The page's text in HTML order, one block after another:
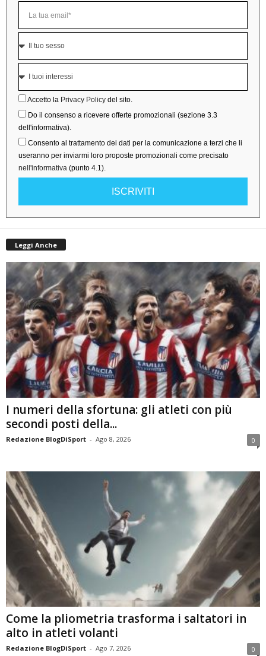
Accetto la Privacy Policy del sito.
Do il consenso a ricevere offerte promozionali (sezione 3.3
dell'informativa).
Consento al trattamento dei dati per la comunicazione a terzi che li
useranno per inviarmi loro proposte promozionali come precisato
nell'informativa (punto 4.1).
ISCRIVITI
Leggi Anche
I numeri della sfortuna: gli atleti con più
secondi posti della...
Redazione BlogDiSport - Ago 8, 2026 0
Come la pliometria trasforma i saltatori in
alto in atleti volanti
Redazione BlogDiSport - Ago 7, 2026 0